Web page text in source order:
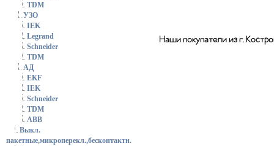
TDM
УЗО
IEK
Legrand
Schneider
TDM
АД
EKF
IEK
Schneider
TDM
АВВ
Выкл.
пакетные,микроперекл.,бесконтактн.
Наши покупатели из г.